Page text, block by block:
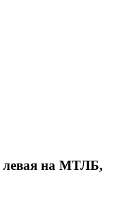
левая на МТЛБ,